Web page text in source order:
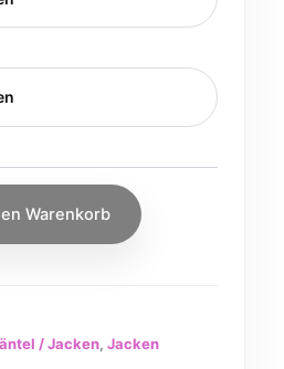
Warenkorb
/ Jacken, Jacken